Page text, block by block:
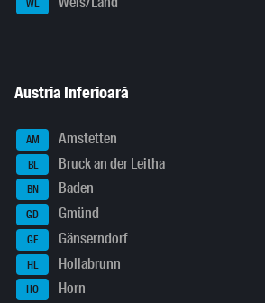
WL
Austria Inferioară
AM Amstetten
BL Bruck an der Leitha
BN Baden
GD Gmünd
GF Gänserndorf
HL Hollabrunn
HO Horn